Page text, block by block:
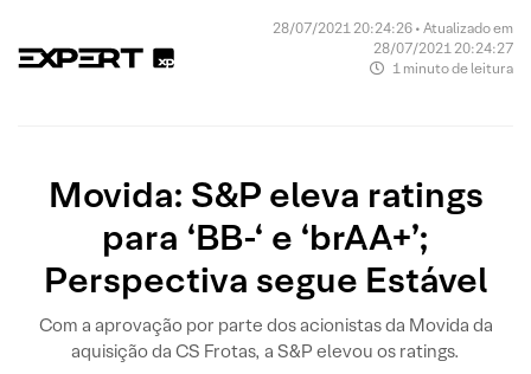
28/07/2021 20:24:26 • Atualizado em
28/07/2021 20:24:27
1 minuto de leitura
Movida: S&P eleva ratings
para ‘BB-‘ e ‘brAA+’;
Perspectiva segue Estável
Com a aprovação por parte dos acionistas da Movida da
aquisição da CS Frotas, a S&P elevou os ratings.